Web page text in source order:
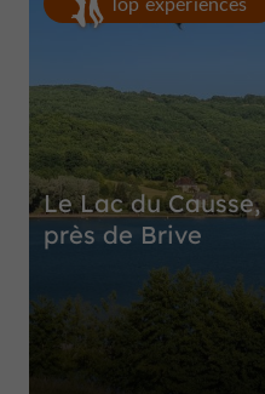
Le Lac du
près de Brive